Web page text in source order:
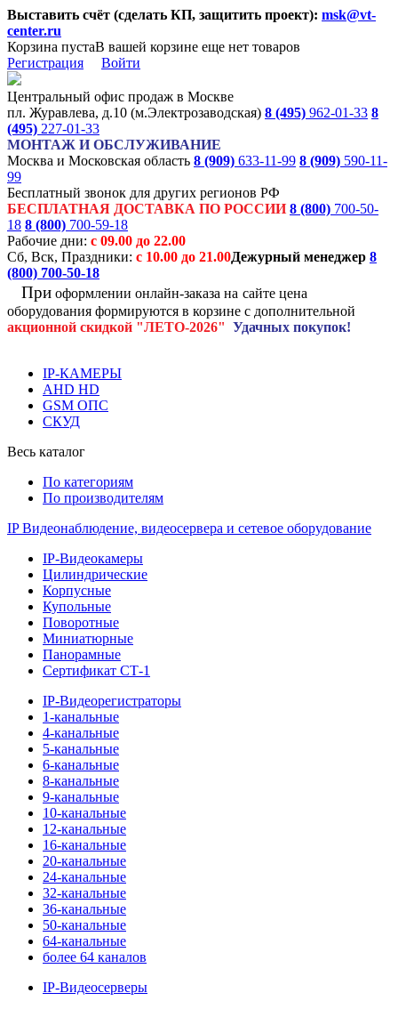
Выставить счёт (сделать КП, защитить проект): msk@vt-
center.ru
Корзина пустаВ вашей корзине еще нет товаров
Регистрация
Войти
Центральный офис продаж в Москве
пл. Журавлева, д.10 (м.Электрозаводская) 8 (495) 962-01-33 8
(495) 227-01-33
МОНТАЖ И ОБСЛУЖИВАНИЕ
Москва и Московская область 8 (909) 633-11-99 8 (909) 590-11-
99
Бесплатный звонок для других регионов РФ
БЕСПЛАТНАЯ ДОСТАВКА ПО РОССИИ 8 (800) 700-50-
18 8 (800) 700-59-18
Рабочие дни: с 09.00 до 22.00
Сб, Вск, Праздники: с 10.00 до 21.00Дежурный менеджер 8
(800) 700-50-18
При оформлении онлайн-заказа на сайте цена
оборудования формируются в корзине с дополнительной
акционной скидкой "ЛЕТО-2026" Удачных покупок!
IP-КАМЕРЫ
AHD HD
GSM ОПС
СКУД
Весь каталог
По категориям
По производителям
IP Видеонаблюдение, видеосервера и сетевое оборудование
IP-Видеокамеры
Цилиндрические
Корпусные
Купольные
Поворотные
Миниатюрные
Панорамные
Сертификат СТ-1
IP-Видеорегистраторы
1-канальные
4-канальные
5-канальные
6-канальные
8-канальные
9-канальные
10-канальные
12-канальные
16-канальные
20-канальные
24-канальные
32-канальные
36-канальные
50-канальные
64-канальные
более 64 каналов
IP-Видеосерверы